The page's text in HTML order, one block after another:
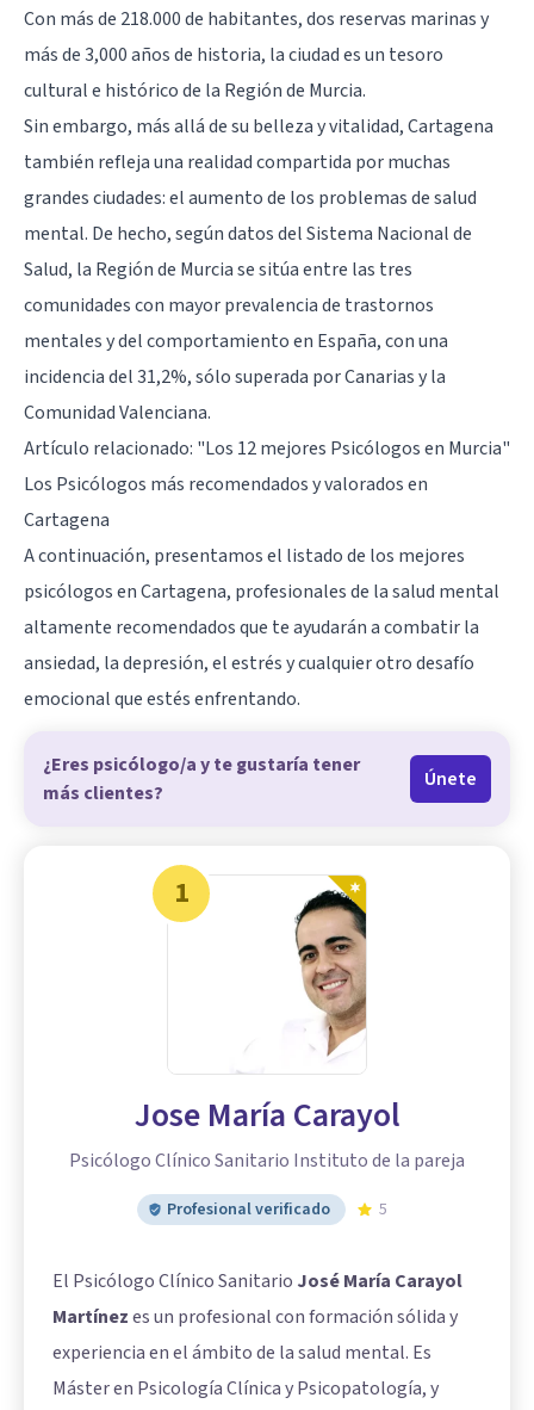
Con más de 218.000 de habitantes, dos reservas marinas y
más de 3,000 años de historia, la ciudad es un tesoro
cultural e histórico de la Región de Murcia.
Sin embargo, más allá de su belleza y vitalidad, Cartagena
también refleja una realidad compartida por muchas
grandes ciudades: el aumento de los problemas de salud
mental. De hecho, según datos del Sistema Nacional de
Salud, la Región de Murcia se sitúa entre las tres
comunidades con mayor prevalencia de trastornos
mentales y del comportamiento en España, con una
incidencia del 31,2%, sólo superada por Canarias y la
Comunidad Valenciana.
Artículo relacionado: "Los 12 mejores Psicólogos en Murcia"
Los Psicólogos más recomendados y valorados en
Cartagena
A continuación, presentamos el listado de los mejores
psicólogos en Cartagena, profesionales de la salud mental
altamente recomendados que te ayudarán a combatir la
ansiedad, la depresión, el estrés y cualquier otro desafío
emocional que estés enfrentando.
¿Eres psicólogo/a y te gustaría tener
más clientes?
Únete
1
Jose María Carayol
Psicólogo Clínico Sanitario Instituto de la pareja
Profesional verificado 5
El Psicólogo Clínico Sanitario José María Carayol
Martínezes un profesional con formación sólida y
experiencia en el ámbito de la salud mental. Es
Máster en Psicología Clínica y Psicopatología, y